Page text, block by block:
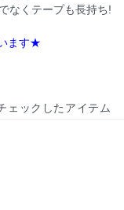
なくテープも長持ち!
ます★
ェックしたアイテム